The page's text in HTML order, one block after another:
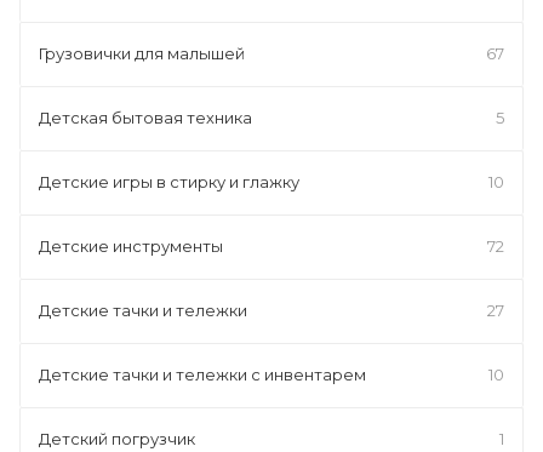
Грузовички для малышей 67
Детская бытовая техника 5
Детские игры в стирку и глажку 10
Детские инструменты 72
Детские тачки и тележки 27
Детские тачки и тележки с инвентарем 10
Детский погрузчик 1